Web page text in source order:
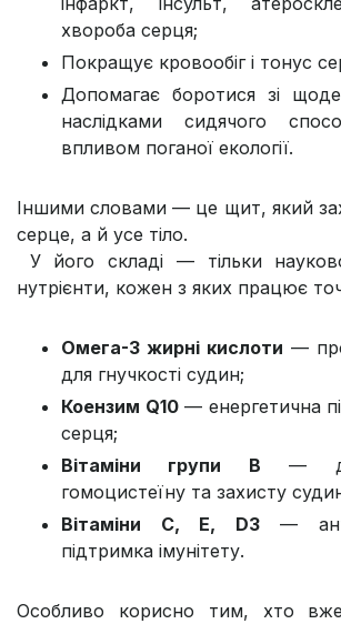
хвороба серця;
Покращує кровообіг і тонус
Допомагає боротися зі
наслідками сидячого
впливом поганої екології.
Іншими словами — це щит, який
серце, а й усе тіло.
У його складі — тільки
нутрієнти, кожен з яких працює
Омега-3 жирні кислоти —
для гнучкості судин;
Коензим Q10— енергетична
серця;
Вітаміни групи B —
гомоцистеїну та захисту
Вітаміни C, E, D3—
підтримка імунітету.
Особливо корисно тим, хто